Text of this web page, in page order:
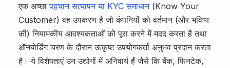
एक अच्छापहचान सत्यापन या KYC समाधान(Know Your
Customer) वह उपकरण है जो कंपनियों को वर्तमान (और भविष्य
की) नियामकीय आवश्यकताओं को पूरा करने में मदद करता है तथा
ऑनबोर्डिंग चरण के दौरान उत्कृष्ट उपयोगकर्ता अनुभव प्रदान करता
है। ये विशेषताएं उन उद्योगों में अनिवार्य हैं जैसे कि बैंक, फिनटेक,